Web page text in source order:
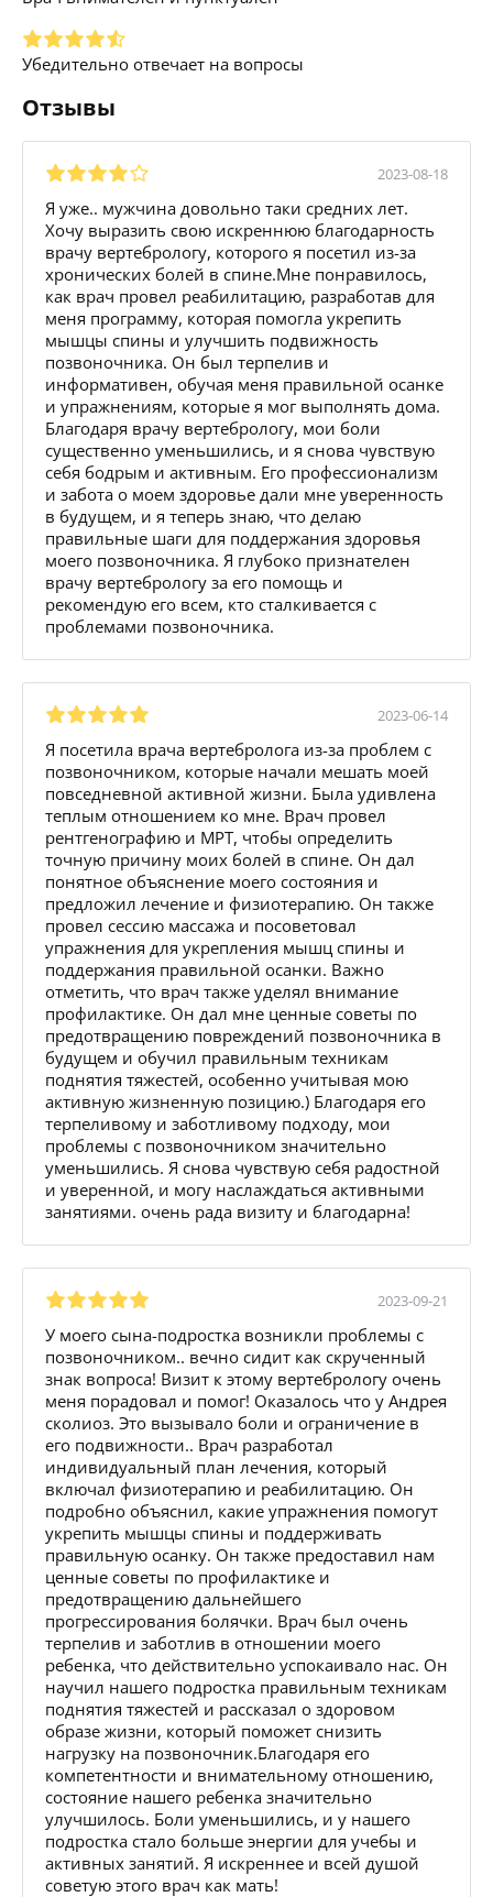
Убедительно отвечает на вопросы
Отзывы
2023-08-18
Я уже.. мужчина довольно таки средних лет.
Хочу выразить свою искреннюю благодарность
врачу вертебрологу, которого я посетил из-за
хронических болей в спине.Мне понравилось,
как врач провел реабилитацию, разработав для
меня программу, которая помогла укрепить
мышцы спины и улучшить подвижность
позвоночника. Он был терпелив и
информативен, обучая меня правильной осанке
и упражнениям, которые я мог выполнять дома.
Благодаря врачу вертебрологу, мои боли
существенно уменьшились, и я снова чувствую
себя бодрым и активным. Его профессионализм
и забота о моем здоровье дали мне уверенность
в будущем, и я теперь знаю, что делаю
правильные шаги для поддержания здоровья
моего позвоночника. Я глубоко признателен
врачу вертебрологу за его помощь и
рекомендую его всем, кто сталкивается с
проблемами позвоночника.
2023-06-14
Я посетила врача вертебролога из-за проблем с
позвоночником, которые начали мешать моей
повседневной активной жизни. Была удивлена
теплым отношением ко мне. Врач провел
рентгенографию и МРТ, чтобы определить
точную причину моих болей в спине. Он дал
понятное объяснение моего состояния и
предложил лечение и физиотерапию. Он также
провел сессию массажа и посоветовал
упражнения для укрепления мышц спины и
поддержания правильной осанки. Важно
отметить, что врач также уделял внимание
профилактике. Он дал мне ценные советы по
предотвращению повреждений позвоночника в
будущем и обучил правильным техникам
поднятия тяжестей, особенно учитывая мою
активную жизненную позицию.) Благодаря его
терпеливому и заботливому подходу, мои
проблемы с позвоночником значительно
уменьшились. Я снова чувствую себя радостной
и уверенной, и могу наслаждаться активными
занятиями. очень рада визиту и благодарна!
2023-09-21
У моего сына-подростка возникли проблемы с
позвоночником.. вечно сидит как скрученный
знак вопроса! Визит к этому вертебрологу очень
меня порадовал и помог! Оказалось что у Андрея
сколиоз. Это вызывало боли и ограничение в
его подвижности.. Врач разработал
индивидуальный план лечения, который
включал физиотерапию и реабилитацию. Он
подробно объяснил, какие упражнения помогут
укрепить мышцы спины и поддерживать
правильную осанку. Он также предоставил нам
ценные советы по профилактике и
предотвращению дальнейшего
прогрессирования болячки. Врач был очень
терпелив и заботлив в отношении моего
ребенка, что действительно успокаивало нас. Он
научил нашего подростка правильным техникам
поднятия тяжестей и рассказал о здоровом
образе жизни, который поможет снизить
нагрузку на позвоночник.Благодаря его
компетентности и внимательному отношению,
состояние нашего ребенка значительно
улучшилось. Боли уменьшились, и у нашего
подростка стало больше энергии для учебы и
активных занятий. Я искреннее и всей душой
советую этого врач как мать!